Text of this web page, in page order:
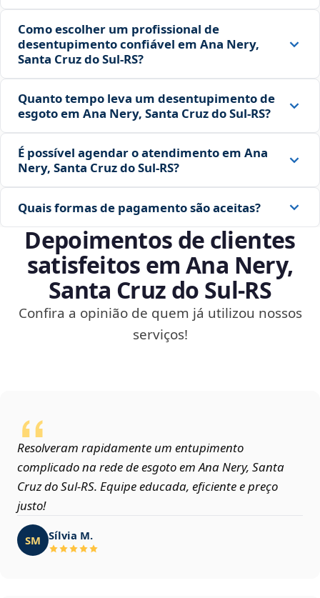
Como escolher um profissional de
desentupimento confiável em Ana Nery,
Santa Cruz do Sul‑RS?
Quanto tempo leva um desentupimento de
esgoto em Ana Nery, Santa Cruz do Sul‑RS?
É possível agendar o atendimento em Ana
Nery, Santa Cruz do Sul‑RS?
Quais formas de pagamento são aceitas?
Depoimentos de clientes
satisfeitos em Ana Nery,
Santa Cruz do Sul‑RS
Confira a opinião de quem já utilizou nossos
serviços!
Resolveram rapidamente um entupimento
complicado na rede de esgoto em Ana Nery, Santa
Cruz do Sul‑RS. Equipe educada, eficiente e preço
justo!
SM Sílvia M.